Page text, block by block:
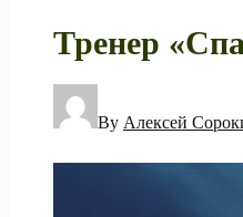
Тренер
By Алексей